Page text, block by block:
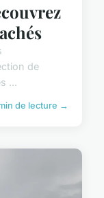
de
...
de lecture →